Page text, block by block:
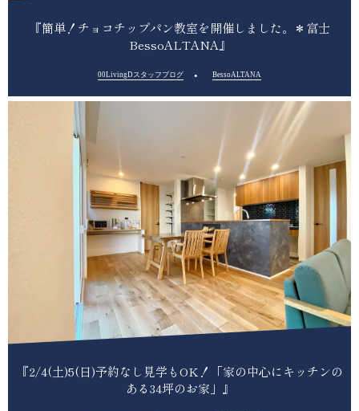
『簡単！チョコチップパン教室を開催しました。＊富士
BessoALTANA』
00LivingDスタッフブログ BessoALTANA
『2/4(土)5(日)予約なし見学もOK！「家の中心にキッチンの
ある34坪のお家」』